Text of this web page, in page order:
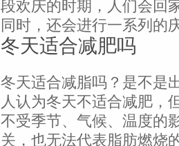
同时，还会进行一系列的
冬天适合减肥吗
冬天适合减脂吗？是不是
人认为冬天不适合减肥，
不受季节、气候、温度的
关，也无法代表脂肪燃烧